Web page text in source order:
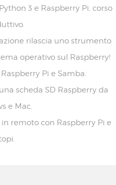
3 e Raspberry Pi, corso
rilascia uno strumento
operativo sul Raspberry!
Pi e Samba.
scheda SD Raspberry da
e Mac.
remoto con Raspberry Pi e